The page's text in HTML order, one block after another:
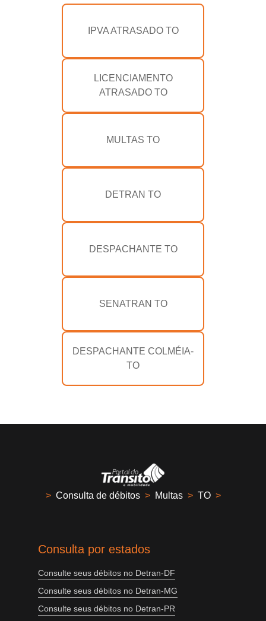
IPVA ATRASADO TO
LICENCIAMENTO
ATRASADO TO
MULTAS TO
DETRAN TO
DESPACHANTE TO
SENATRAN TO
DESPACHANTE COLMÉIA-
TO
> Consulta de débitos > Multas > TO >
Consulta por estados
Consulte seus débitos no Detran-DF
Consulte seus débitos no Detran-MG
Consulte seus débitos no Detran-PR